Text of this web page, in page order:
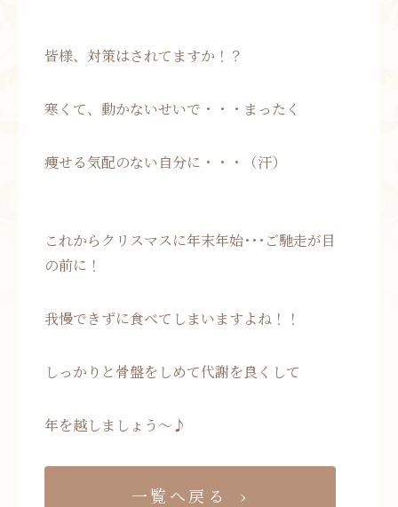
皆様、対策はされてますか！？
寒くて、動かないせいで・・・まったく
痩せる気配のない自分に・・・（汗）
これからクリスマスに年末年始･･･ご馳走が目
の前に！
我慢できずに食べてしまいますよね！！
しっかりと骨盤をしめて代謝を良くして
年を越しましょう〜♪
一覧へ戻る